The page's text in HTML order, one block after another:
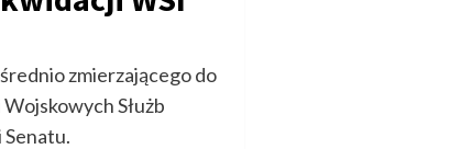
zmierzającego do
Służb